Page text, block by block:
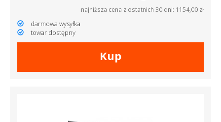
najniższa cena z ostatnich 30 dni: 1154,00 zł
darmowa wysyłka
towar dostępny
Kup